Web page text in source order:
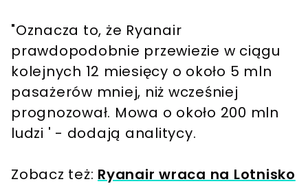
"Oznacza to, że Ryanair
prawdopodobnie przewiezie w ciągu
kolejnych 12 miesięcy o około 5 mln
pasażerów mniej, niż wcześniej
prognozował. Mowa o około 200 mln
ludzi ' - dodają analitycy.
Zobacz też: Ryanair wraca na Lotnisko